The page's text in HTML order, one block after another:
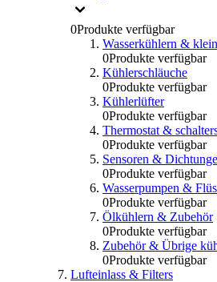
0Produkte verfügbar
Wasserkühlern &
0Produkte verfügbar
Kühlerschläuche
0Produkte verfügbar
Kühlerlüfter
0Produkte verfügbar
Thermostat &
0Produkte verfügbar
Sensoren &
0Produkte verfügbar
Wasserpumpen &
0Produkte verfügbar
Ölkühlern & Zubehör
0Produkte verfügbar
Zubehör & Übrige
0Produkte verfügbar
Lufteinlass & Filters